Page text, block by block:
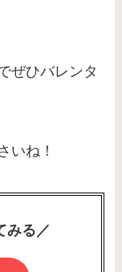
ぜひバレンタ
いね！
みる／